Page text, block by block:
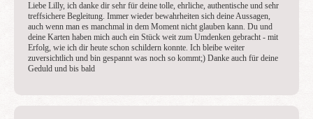
Liebe Lilly, ich danke dir sehr für deine tolle, ehrliche, authentische und sehr
treffsichere Begleitung. Immer wieder bewahrheiten sich deine Aussagen,
auch wenn man es manchmal in dem Moment nicht glauben kann. Du und
deine Karten haben mich auch ein Stück weit zum Umdenken gebracht - mit
Erfolg, wie ich dir heute schon schildern konnte. Ich bleibe weiter
zuversichtlich und bin gespannt was noch so kommt;) Danke auch für deine
Geduld und bis bald